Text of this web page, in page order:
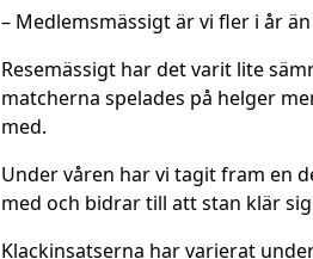
– Medlemsmässigt är vi fler i år
Resemässigt har det varit lite
matcherna spelades på helger
med.
Under våren har vi tagit fram en
med och bidrar till att stan klär
Klackinsatserna har varierat